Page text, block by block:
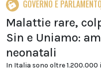
GOVERNO E PARLAMENTO
Malattie rare,
Sin e Uniamo:
neonatali
In Italia sono oltre 1.200.000